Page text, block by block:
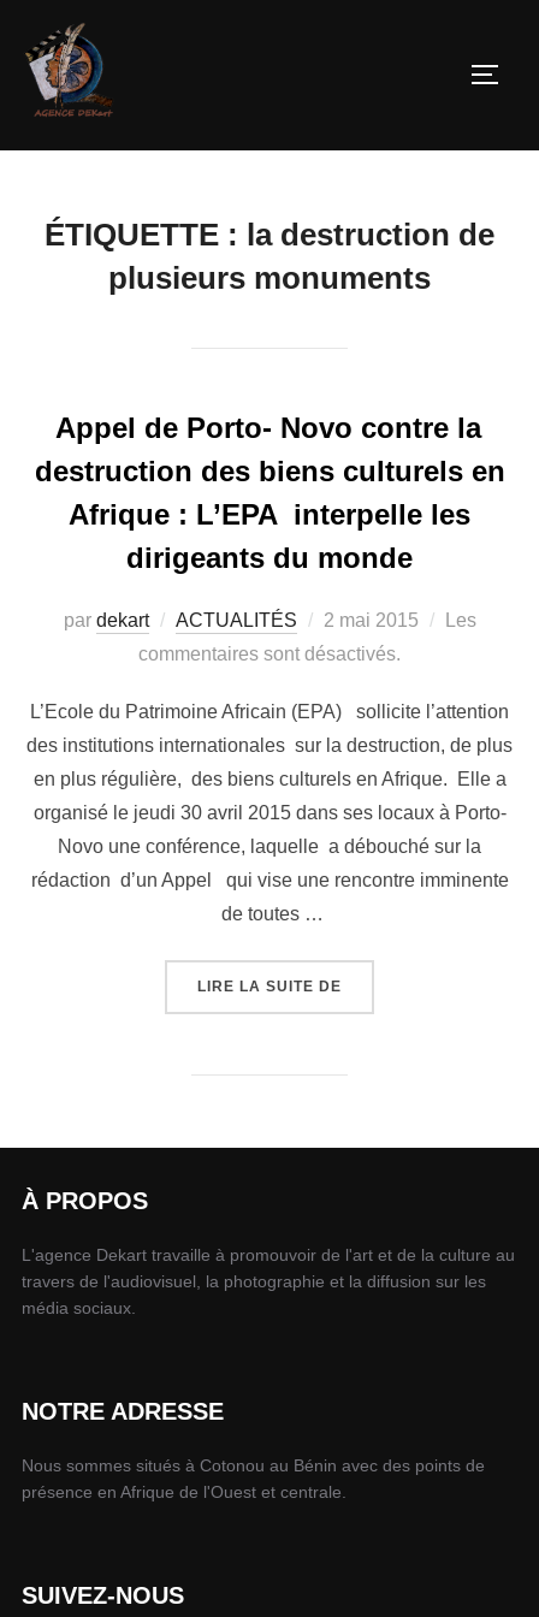
ÉTIQUETTE : la destruction de
plusieurs monuments
Appel de Porto- Novo contre la
destruction des biens culturels en
Afrique : L’EPA interpelle les
dirigeants du monde
par dekart ACTUALITÉS 2 mai 2015
Les
commentaires sont désactivés.
L’Ecole du Patrimoine Africain (EPA) sollicite l’attention
des institutions internationales sur la destruction, de plus
en plus régulière, des biens culturels en Afrique. Elle a
organisé le jeudi 30 avril 2015 dans ses locaux à Porto-
Novo une conférence, laquelle a débouché sur la
rédaction d’un Appel qui vise une rencontre imminente
de toutes …
LIRE LA SUITE DE
À PROPOS
L'agence Dekart travaille à promouvoir de l'art et de la culture au
travers de l'audiovisuel, la photographie et la diffusion sur les
média sociaux.
NOTRE ADRESSE
Nous sommes situés à Cotonou au Bénin avec des points de
présence en Afrique de l'Ouest et centrale.
SUIVEZ-NOUS